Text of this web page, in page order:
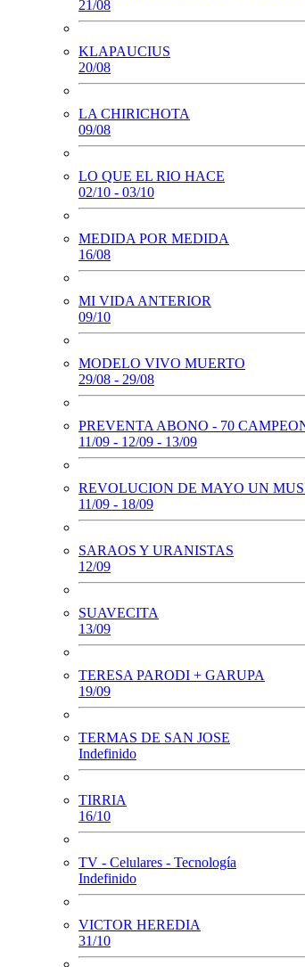
21/08
KLAPAUCIUS
20/08
LA CHIRICHOTA
09/08
LO QUE EL RIO HACE
02/10 - 03/10
MEDIDA POR MEDIDA
16/08
MI VIDA ANTERIOR
09/10
MODELO VIVO MUERTO
29/08 - 29/08
PREVENTA ABONO - 70
11/09 - 12/09 - 13/09
REVOLUCION DE MAYO UN
11/09 - 18/09
SARAOS Y URANISTAS
12/09
SUAVECITA
13/09
TERESA PARODI + GARUPA
19/09
TERMAS DE SAN JOSE
Indefinido
TIRRIA
16/10
TV - Celulares - Tecnología
Indefinido
VICTOR HEREDIA
31/10